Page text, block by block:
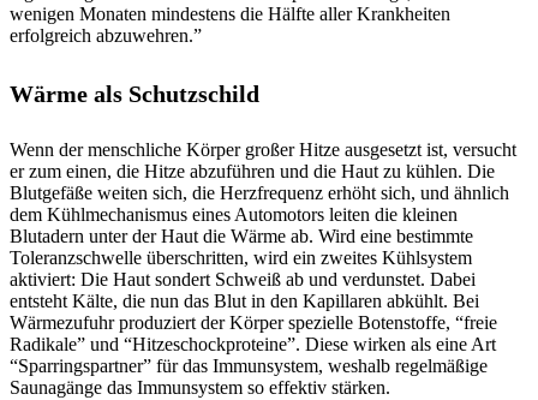
wenigen Monaten mindestens die Hälfte aller Krankheiten
erfolgreich abzuwehren.”
Wärme als Schutzschild
Wenn der menschliche Körper großer Hitze ausgesetzt ist, versucht
er zum einen, die Hitze abzuführen und die Haut zu kühlen. Die
Blutgefäße weiten sich, die Herzfrequenz erhöht sich, und ähnlich
dem Kühlmechanismus eines Automotors leiten die kleinen
Blutadern unter der Haut die Wärme ab. Wird eine bestimmte
Toleranzschwelle überschritten, wird ein zweites Kühlsystem
aktiviert: Die Haut sondert Schweiß ab und verdunstet. Dabei
entsteht Kälte, die nun das Blut in den Kapillaren abkühlt. Bei
Wärmezufuhr produziert der Körper spezielle Botenstoffe, “freie
Radikale” und “Hitzeschockproteine”. Diese wirken als eine Art
“Sparringspartner” für das Immunsystem, weshalb regelmäßige
Saunagänge das Immunsystem so effektiv stärken.